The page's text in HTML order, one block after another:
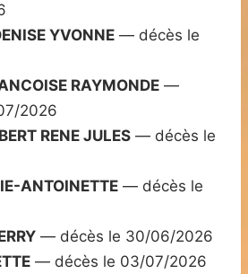
YVONNE — décès le
RAYMONDE —
2026
RENE JULES — décès le
ANTOINETTE — décès le
— décès le 30/06/2026
— décès le 03/07/2026